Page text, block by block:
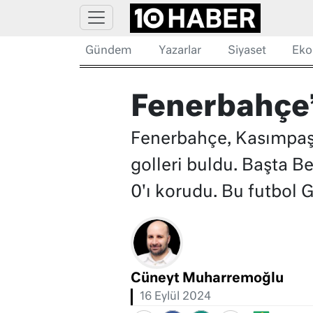
Gündem Yazarlar Siyaset
Fenerbahçe,
golleri buldu. Başta
0'ı korudu. Bu futbol
Cüneyt Muharremoğlu
16 Eylül 2024